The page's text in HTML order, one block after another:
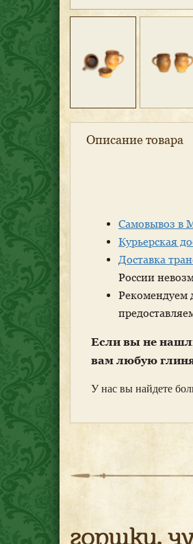
Описание товара
Самовывоз в
Курьерская
Доставка
России
Рекомендуем
Если вы не
вам любую
У нас вы найдете
горшки,